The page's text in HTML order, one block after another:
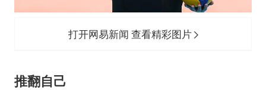
打开网易新闻 查看精彩图片
推翻自己